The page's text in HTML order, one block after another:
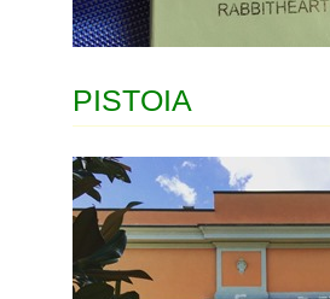
PISTOIA